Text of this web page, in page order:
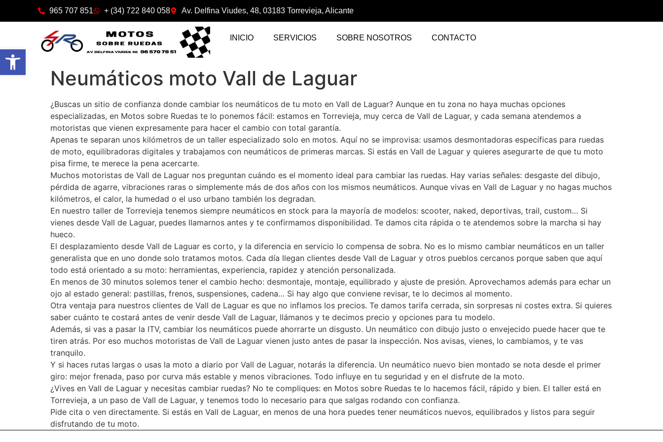
Abrir barra de herramientas
965 707 851 + (34) 722 840 058 Av. Delfina Viudes, 48, 03183 Torrevieja, Alicante
INICIO SERVICIOS SOBRE NOSOTROS CONTACTO
Neumáticos moto Vall de Laguar
¿Buscas un sitio de confianza donde cambiar los neumáticos de tu moto en Vall de Laguar? Aunque en tu zona no haya muchas opciones
especializadas, en Motos sobre Ruedas te lo ponemos fácil: estamos en Torrevieja, muy cerca de Vall de Laguar, y cada semana atendemos a
motoristas que vienen expresamente para hacer el cambio con total garantía.
Apenas te separan unos kilómetros de un taller especializado solo en motos. Aquí no se improvisa: usamos desmontadoras específicas para ruedas
de moto, equilibradoras digitales y trabajamos con neumáticos de primeras marcas. Si estás en Vall de Laguar y quieres asegurarte de que tu moto
pisa firme, te merece la pena acercarte.
Muchos motoristas de Vall de Laguar nos preguntan cuándo es el momento ideal para cambiar las ruedas. Hay varias señales: desgaste del dibujo,
pérdida de agarre, vibraciones raras o simplemente más de dos años con los mismos neumáticos. Aunque vivas en Vall de Laguar y no hagas muchos
kilómetros, el calor, la humedad o el uso urbano también los degradan.
En nuestro taller de Torrevieja tenemos siempre neumáticos en stock para la mayoría de modelos: scooter, naked, deportivas, trail, custom… Si
vienes desde Vall de Laguar, puedes llamarnos antes y te confirmamos disponibilidad. Te damos cita rápida o te atendemos sobre la marcha si hay
hueco.
El desplazamiento desde Vall de Laguar es corto, y la diferencia en servicio lo compensa de sobra. No es lo mismo cambiar neumáticos en un taller
generalista que en uno donde solo tratamos motos. Cada día llegan clientes desde Vall de Laguar y otros pueblos cercanos porque saben que aquí
todo está orientado a su moto: herramientas, experiencia, rapidez y atención personalizada.
En menos de 30 minutos solemos tener el cambio hecho: desmontaje, montaje, equilibrado y ajuste de presión. Aprovechamos además para echar un
ojo al estado general: pastillas, frenos, suspensiones, cadena… Si hay algo que conviene revisar, te lo decimos al momento.
Otra ventaja para nuestros clientes de Vall de Laguar es que no inflamos los precios. Te damos tarifa cerrada, sin sorpresas ni costes extra. Si quieres
saber cuánto te costará antes de venir desde Vall de Laguar, llámanos y te decimos precio y opciones para tu modelo.
Además, si vas a pasar la ITV, cambiar los neumáticos puede ahorrarte un disgusto. Un neumático con dibujo justo o envejecido puede hacer que te
tiren atrás. Por eso muchos motoristas de Vall de Laguar vienen justo antes de pasar la inspección. Nos avisas, vienes, lo cambiamos, y te vas
tranquilo.
Y si haces rutas largas o usas la moto a diario por Vall de Laguar, notarás la diferencia. Un neumático nuevo bien montado se nota desde el primer
giro: mejor frenada, paso por curva más estable y menos vibraciones. Todo influye en tu seguridad y en el disfrute de la moto.
¿Vives en Vall de Laguar y necesitas cambiar ruedas? No te compliques: en Motos sobre Ruedas te lo hacemos fácil, rápido y bien. El taller está en
Torrevieja, a un paso de Vall de Laguar, y tenemos todo lo necesario para que salgas rodando con confianza.
Pide cita o ven directamente. Si estás en Vall de Laguar, en menos de una hora puedes tener neumáticos nuevos, equilibrados y listos para seguir
disfrutando de tu moto.